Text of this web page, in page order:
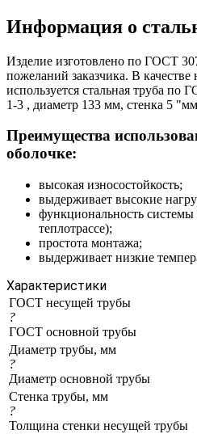
Информация о
Изделие изготовлено по ГОСТ
пожеланий заказчика. В
используется стальная труба по
1-3 , диаметр 133 мм, стенка 5
Преимущества
оболочке:
высокая износостойкость;
выдерживает высокие
функциональность
теплотрассе);
простота монтажа;
выдерживает низкие
Характеристики
ГОСТ несущей трубы
?
ГОСТ основной трубы
Диаметр трубы, мм
?
Диаметр основной трубы
Стенка трубы, мм
?
Толщина стенки несущей трубы